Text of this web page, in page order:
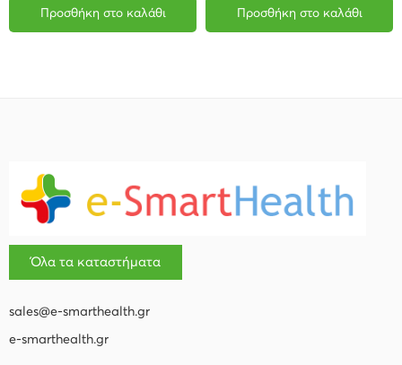
Προσθήκη στο καλάθι Προσθήκη στο καλάθι
Όλα τα καταστήματα
sales@e-smarthealth.gr
e-smarthealth.gr